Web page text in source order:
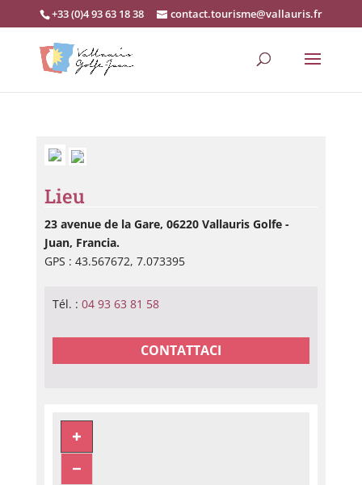
+33 (0)4 93 63 18 38 contact.tourisme@vallauris.fr
Lieu
23 avenue de la Gare, 06220 Vallauris Golfe -
Juan, Francia.
GPS : 43.567672, 7.073395
Tél. : 04 93 63 81 58
CONTATTACI